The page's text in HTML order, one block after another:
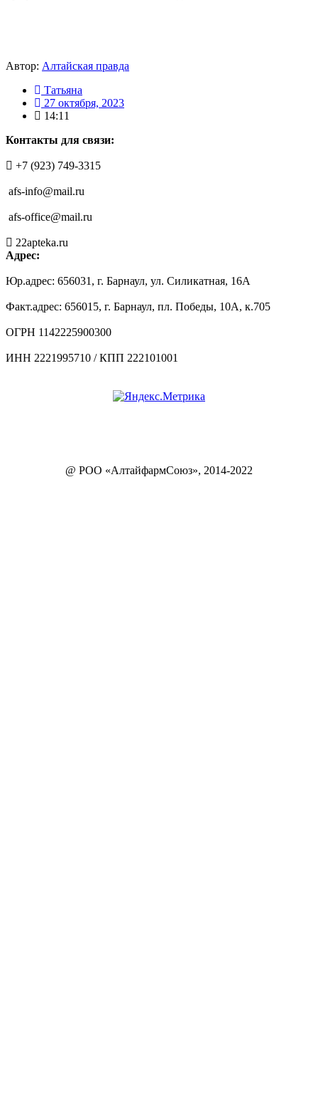
Автор: Алтайская правда
Татьяна
27 октября, 2023
14:11
Контакты для связи:
+7 (923) 749-3315
afs-info@mail.ru
afs-office@mail.ru
22apteka.ru
Адрес:
Юр.адрес: 656031, г. Барнаул, ул. Силикатная, 16А
Факт.адрес: 656015, г. Барнаул, пл. Победы, 10А, к.705
ОГРН 1142225900300
ИНН 2221995710 / КПП 222101001
@ РОО «АлтайфармСоюз», 2014-2022